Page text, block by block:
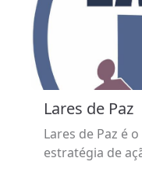
Lares de Paz
Lares de Paz é
estratégia de